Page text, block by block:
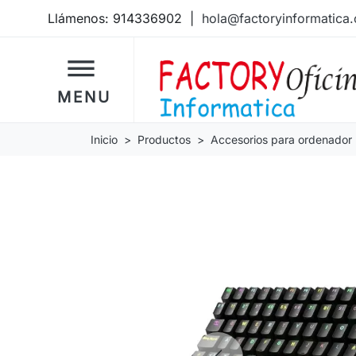
Llámenos: 914336902
dehaze
MENU
Inicio Productos Accesorios para ordenador